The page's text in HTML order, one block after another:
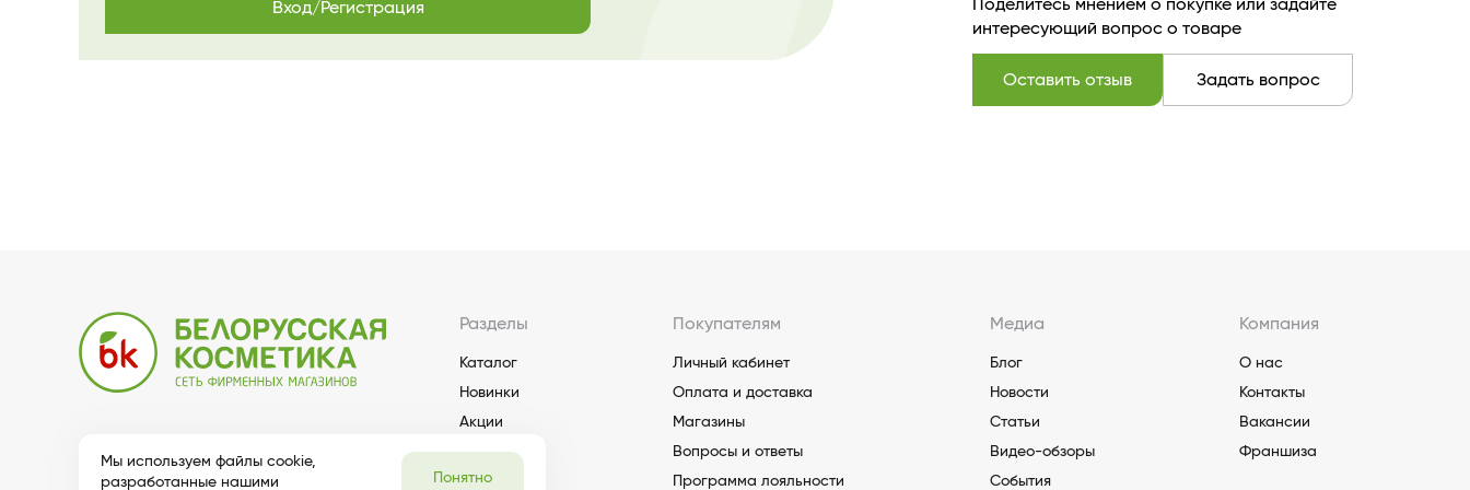
Вход/Регистрация
Поделитесь мнением о покупке или задайте
интересующий вопрос о товаре
Оставить отзыв Задать вопрос
Разделы
Каталог
Новинки
Акции
Покупателям
Личный кабинет
Оплата и доставка
Магазины
Вопросы и ответы
Программа лояльности
Медиа
Блог
Новости
Статьи
Видео-обзоры
События
Компания
О нас
Контакты
Вакансии
Франшиза
Мы используем файлы cookie,
разработанные нашими
Понятно